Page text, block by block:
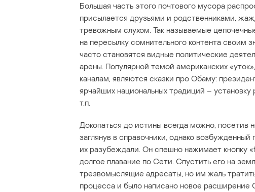
Большая часть этого почтового мусора
присылается друзьями и родственниками,
тревожным слухом. Так называемые
на пересылку сомнительного контента
часто становятся видные политические
арены. Популярной темой американских
каналам, являются сказки про Обаму:
ярчайших национальных традиций –
т.п.
Докопаться до истины всегда можно, посетив
заглянув в справочники, однако возбужденный
их разубеждали. Он спешно нажимает кнопку
долгое плавание по Сети. Спустить его на
трезвомыслящие адресаты, но им жаль
процесса и было написано новое расширение